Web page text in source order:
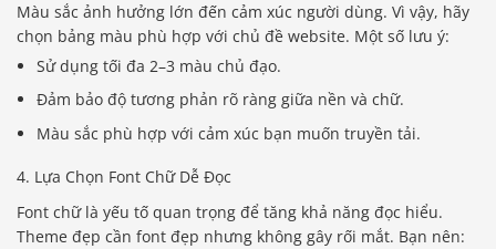
Màu sắc ảnh hưởng lớn đến cảm xúc người dùng. Vì vậy, hãy
chọn bảng màu phù hợp với chủ đề website. Một số lưu ý:
Sử dụng tối đa 2–3 màu chủ đạo.
Đảm bảo độ tương phản rõ ràng giữa nền và chữ.
Màu sắc phù hợp với cảm xúc bạn muốn truyền tải.
4. Lựa Chọn Font Chữ Dễ Đọc
Font chữ là yếu tố quan trọng để tăng khả năng đọc hiểu.
Theme đẹp cần font đẹp nhưng không gây rối mắt. Bạn nên: